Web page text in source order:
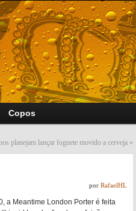
Copos
planejam lançar foguete movido a cerveja »
por RafaelHL
a Meantime London Porter é feita